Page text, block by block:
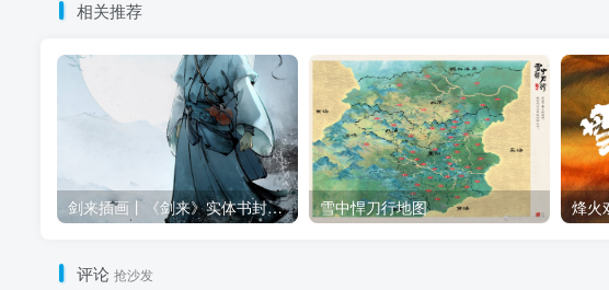
相关推荐
剑来插画丨《剑来》实体书封面插画合集（八辑全） 雪中悍刀行地图
评论 抢沙发